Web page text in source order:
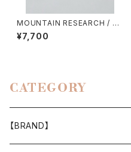
MOUNTAIN RESEARCH / M
ULTI-COLOR LID（SOLO）
¥7,700
CATEGORY
【BRAND】